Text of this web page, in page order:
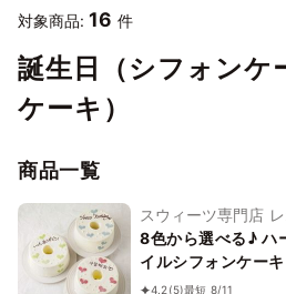
対象商品: 16 件
誕生日（シフォンケ
ケーキ）
商品一覧
スウィーツ専門店
8色から選べる♪ ハ
イルシフォンケー
4.2(5)最短 8/11